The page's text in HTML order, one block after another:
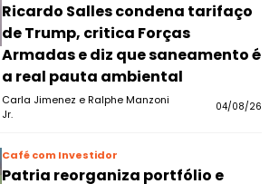
Ricardo Salles condena tarifaço
de Trump, critica Forças
Armadas e diz que saneamento é
a real pauta ambiental
Carla Jimenez e Ralphe Manzoni
Jr.
04/08/26
Café com Investidor
Patria reorganiza portfólio e